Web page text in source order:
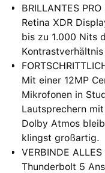
BRILLANTES
Retina XDR
bis zu 1.000 Nits
Mit einer 12MP
Mikrofonen in
Lautsprechern
Dolby Atmos
klingst großartig.
VERBINDE
Thunderbolt 5